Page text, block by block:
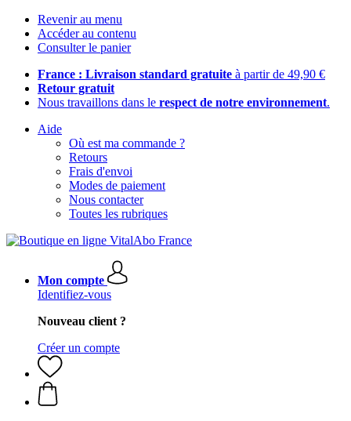
Revenir au menu
Accéder au contenu
Consulter le panier
France : Livraison standard gratuite à partir de 49,90 €
Retour gratuit
Nous travaillons dans le respect de notre environnement.
Aide
Où est ma commande ?
Retours
Frais d'envoi
Modes de paiement
Nous contacter
Toutes les rubriques
Mon compte
Identifiez-vous
Nouveau client ?
Créer un compte